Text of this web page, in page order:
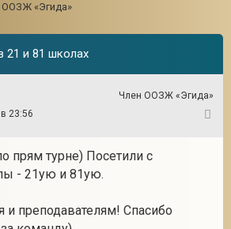
ООЗЖ «Эгида»
21 и 81 школах
Член ООЗЖ «Эгида»
23:56
прям турне) Посетили с
- 21ую и 81ую.
и преподавателям! Спасибо